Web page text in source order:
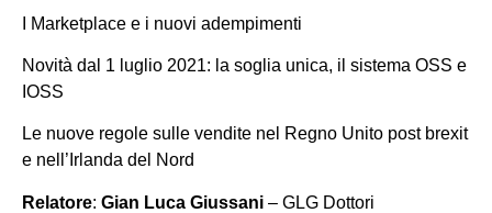
I Marketplace e i nuovi adempimenti
Novità dal 1 luglio 2021: la soglia unica, il sistema OSS e
IOSS
Le nuove regole sulle vendite nel Regno Unito post brexit
e nell’Irlanda del Nord
Relatore: Gian Luca Giussani – GLG Dottori